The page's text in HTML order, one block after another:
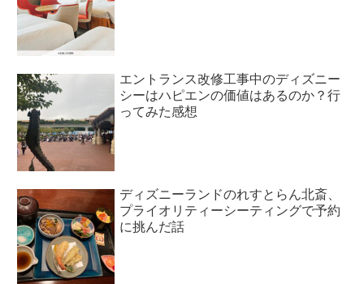
エントランス改修工事中のディズニー
シーはハピエンの価値はあるのか？行
ってみた感想
ディズニーランドのれすとらん北斎、
プライオリティーシーティングで予約
に挑んだ話